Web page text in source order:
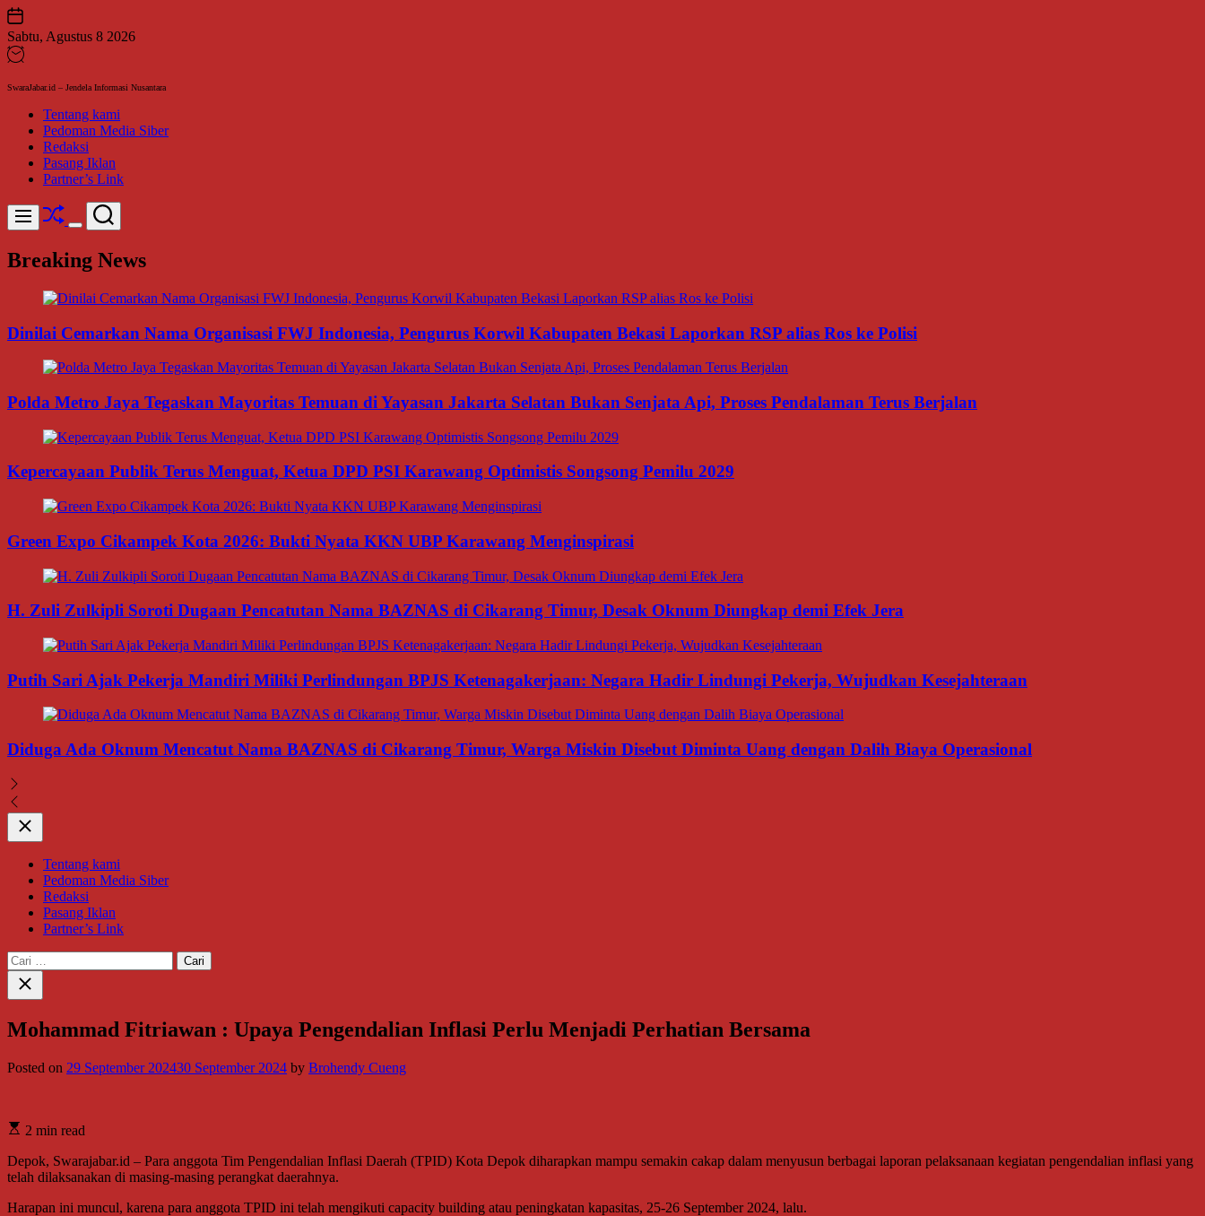
Skip
to
content
Sabtu, Agustus 8 2026
SwaraJabar.id – Jendela Informasi Nusantara
Tentang kami
Pedoman Media Siber
Redaksi
Pasang Iklan
Partner’s Link
Menu Shuffle
Switch
mode
Search
Breaking News
Dinilai Cemarkan Nama Organisasi FWJ Indonesia, Pengurus Korwil Kabupaten Bekasi Laporkan RSP alias Ros ke Polisi
Polda Metro Jaya Tegaskan Mayoritas Temuan di Yayasan Jakarta Selatan Bukan Senjata Api, Proses Pendalaman Terus Berjalan
Kepercayaan Publik Terus Menguat, Ketua DPD PSI Karawang Optimistis Songsong Pemilu 2029
Green Expo Cikampek Kota 2026: Bukti Nyata KKN UBP Karawang Menginspirasi
H. Zuli Zulkipli Soroti Dugaan Pencatutan Nama BAZNAS di Cikarang Timur, Desak Oknum Diungkap demi Efek Jera
Putih Sari Ajak Pekerja Mandiri Miliki Perlindungan BPJS Ketenagakerjaan: Negara Hadir Lindungi Pekerja, Wujudkan Kesejahteraan
Diduga Ada Oknum Mencatut Nama BAZNAS di Cikarang Timur, Warga Miskin Disebut Diminta Uang dengan Dalih Biaya Operasional
Close
Tentang kami
Pedoman Media Siber
Redaksi
Pasang Iklan
Partner’s Link
Cari
untuk:
Close
search
Mohammad Fitriawan : Upaya Pengendalian Inflasi Perlu Menjadi Perhatian Bersama
Posted on 29 September 202430 September 2024 by Brohendy Cueng
2 min read
Depok, Swarajabar.id – Para anggota Tim Pengendalian Inflasi Daerah (TPID) Kota Depok diharapkan mampu semakin cakap dalam menyusun berbagai laporan pelaksanaan kegiatan pengendalian inflasi yang
telah dilaksanakan di masing-masing perangkat daerahnya.
Harapan ini muncul, karena para anggota TPID ini telah mengikuti capacity building atau peningkatan kapasitas, 25-26 September 2024, lalu.